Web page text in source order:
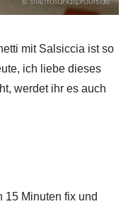
mit Salsiccia ist so
ich liebe dieses
werdet ihr es auch
15 Minuten fix und